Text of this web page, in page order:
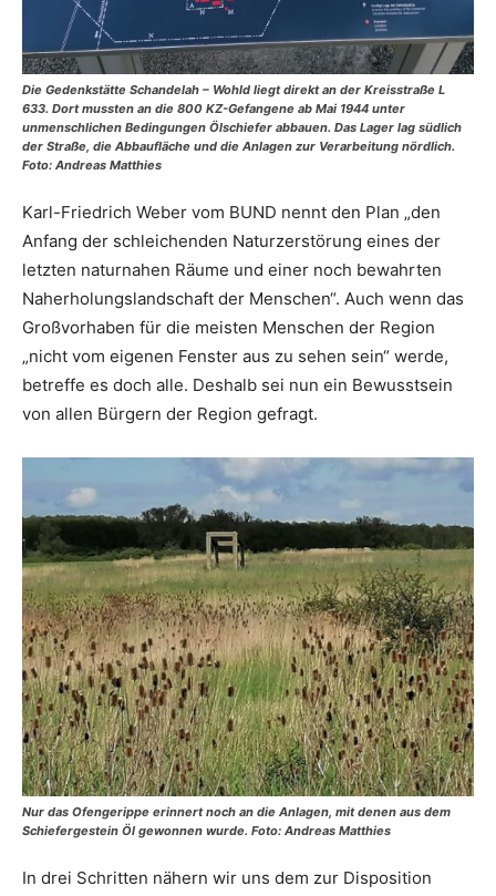
Die Gedenkstätte Schandelah – Wohld liegt direkt an der Kreisstraße L
633. Dort mussten an die 800 KZ-Gefangene ab Mai 1944 unter
unmenschlichen Bedingungen Ölschiefer abbauen. Das Lager lag südlich
der Straße, die Abbaufläche und die Anlagen zur Verarbeitung nördlich.
Foto: Andreas Matthies
Karl-Friedrich Weber vom BUND nennt den Plan „den
Anfang der schleichenden Naturzerstörung eines der
letzten naturnahen Räume und einer noch bewahrten
Naherholungslandschaft der Menschen“. Auch wenn das
Großvorhaben für die meisten Menschen der Region
„nicht vom eigenen Fenster aus zu sehen sein“ werde,
betreffe es doch alle. Deshalb sei nun ein Bewusstsein
von allen Bürgern der Region gefragt.
Nur das Ofengerippe erinnert noch an die Anlagen, mit denen aus dem
Schiefergestein Öl gewonnen wurde. Foto: Andreas Matthies
In drei Schritten nähern wir uns dem zur Disposition